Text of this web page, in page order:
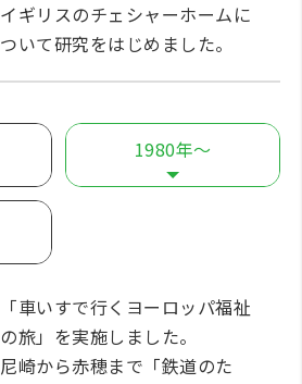
イギリスのチェシャーホームに
ついて研究をはじめました。
1980年～
「車いすで行くヨーロッパ福祉
の旅」を実施しました。
尼崎から赤穂まで「鉄道のた